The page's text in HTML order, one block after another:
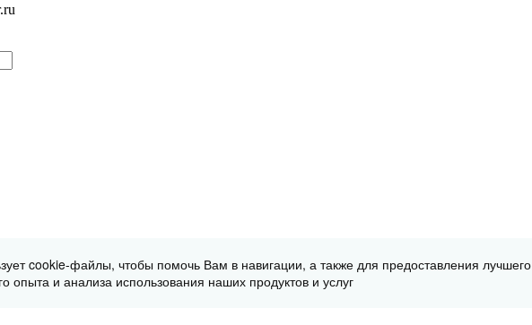
cookie-файлы, чтобы помочь Вам в навигации, а также для предоставления лучшего
опыта и анализа использования наших продуктов и услуг